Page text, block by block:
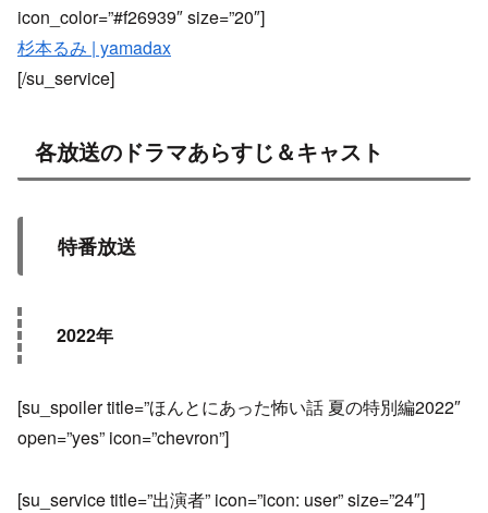
icon_color=”#f26939″ size=”20″]
杉本るみ | yamadax
[/su_service]
各放送のドラマあらすじ＆キャスト
特番放送
2022年
[su_spoiler title=”ほんとにあった怖い話 夏の特別編2022″
open=”yes” icon=”chevron”]
[su_service title=”出演者” icon=”icon: user” size=”24″]